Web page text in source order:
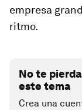
empresa
ritmo.
No te
este tema
Crea una